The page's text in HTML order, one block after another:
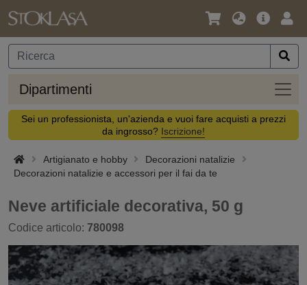
Lingua
Valuta
Offerta
Dipartimenti
Sei un professionista, un'azienda e vuoi fare acquisti a prezzi
da ingrosso? Iscrizione!
Artigianato e hobby
Decorazioni natalizie
Decorazioni natalizie e accessori per il fai da te
Neve artificiale decorativa, 50 g
Codice articolo: 780098